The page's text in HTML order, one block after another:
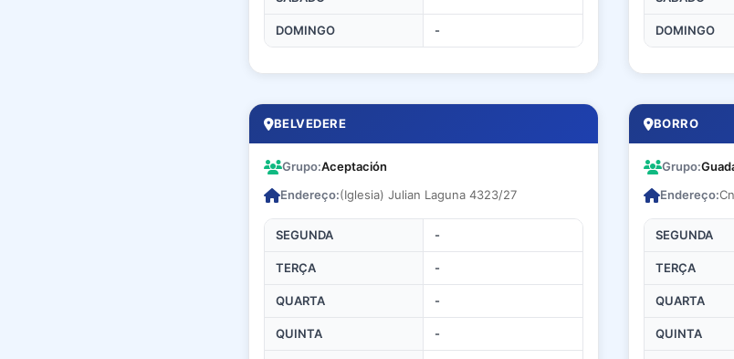
DOMINGO - DOMINGO
BELVEDERE
Grupo:Aceptación
Endereço:(Iglesia) Julian Laguna 4323/27
SEGUNDA -
TERÇA -
QUARTA -
QUINTA -
BORRO
Grupo:
Endereço:
SEGUNDA
TERÇA
QUARTA
QUINTA